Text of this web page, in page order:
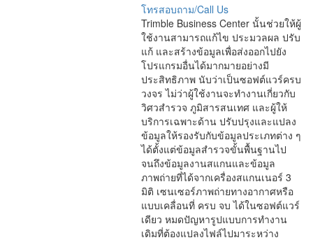
โทรสอบถาม/Call Us
Trimble Business Center นั้นช่วยให้ผู้
ใช้งานสามารถแก้ไข ประมวลผล ปรับ
แก้ และสร้างข้อมูลเพื่อส่งออกไปยัง
โปรแกรมอื่นได้มากมายอย่างมี
ประสิทธิภาพ นับว่าเป็นซอฟต์แวร์ครบ
วงจร ไม่ว่าผู้ใช้งานจะทำงานเกี่ยวกับ
วิศวสำรวจ ภูมิสารสนเทศ และผู้ให้
บริการเฉพาะด้าน ปรับปรุงและแปลง
ข้อมูลให้รองรับกับข้อมูลประเภทต่าง ๆ
ได้ตั้งแต่ข้อมูลสำรวจขั้นพื้นฐานไป
จนถึงข้อมูลงานสแกนและข้อมูล
ภาพถ่ายที่ได้จากเครื่องสแกนเนอร์ 3
มิติ เซนเซอร์ภาพถ่ายทางอากาศหรือ
แบบเคลื่อนที่ ครบ จบ ได้ในซอฟต์แวร์
เดียว หมดปัญหารูปแบบการทำงาน
เดิมที่ต้องแปลงไฟล์ไปมาระหว่าง